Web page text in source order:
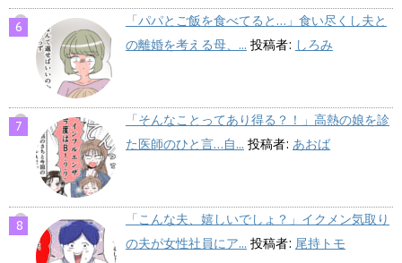
「パパとご飯を食べてると…」食い尽くし夫と
の離婚を考える母、... 投稿者: しろみ
「そんなことってあり得る？！」高熱の娘を診
た医師のひと言…自... 投稿者: あおば
「こんな夫、嬉しいでしょ？」イクメン気取り
の夫が女性社員にア... 投稿者: 尾持トモ